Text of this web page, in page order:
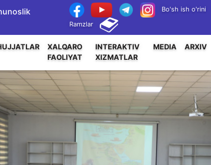
Bo'sh ish o'rini
Ramzlar
XALQARO
FAOLIYAT
INTERAKTIV
XIZMATLAR
MEDIA ARXIV